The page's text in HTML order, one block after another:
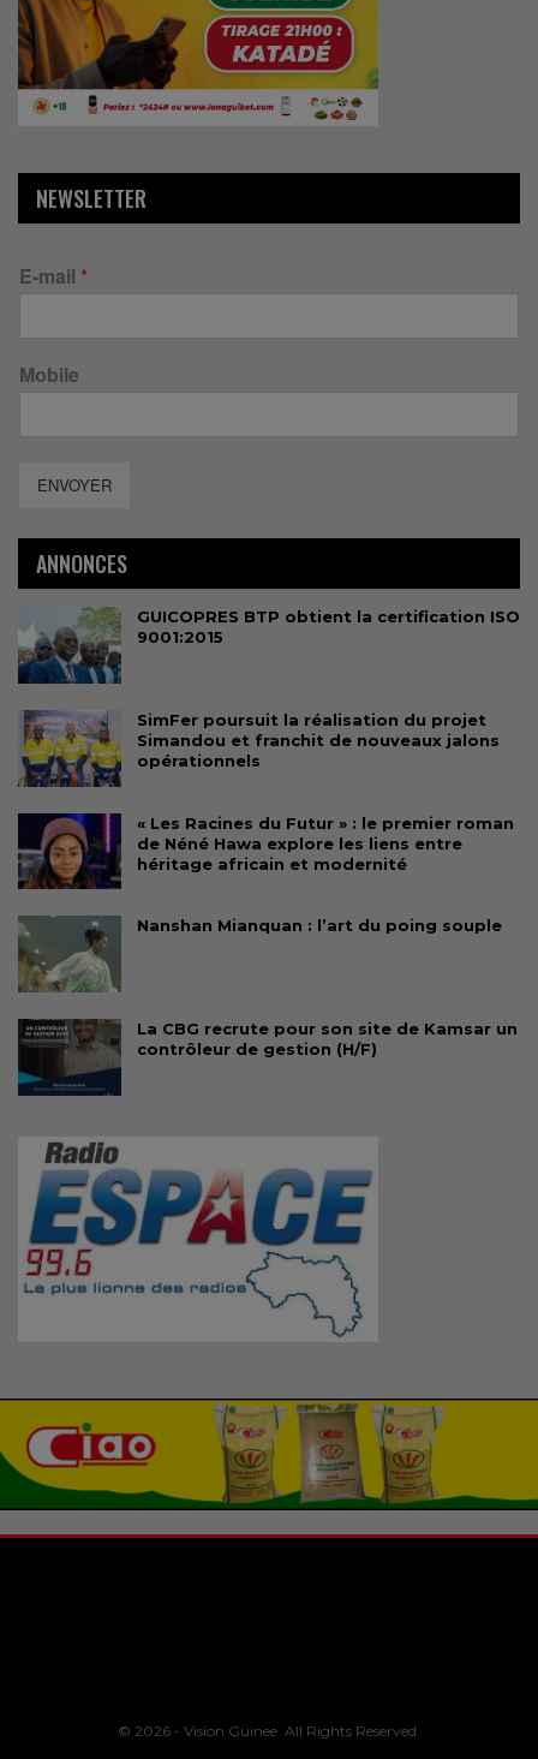
NEWSLETTER
E-mail *
Mobile
ENVOYER
ANNONCES
GUICOPRES BTP obtient la certification ISO
9001:2015
SimFer poursuit la réalisation du projet
Simandou et franchit de nouveaux jalons
opérationnels
« Les Racines du Futur » : le premier roman
de Néné Hawa explore les liens entre
héritage africain et modernité
Nanshan Mianquan : l’art du poing souple
La CBG recrute pour son site de Kamsar un
contrôleur de gestion (H/F)
© 2026 - Vision Guinee. All Rights Reserved.